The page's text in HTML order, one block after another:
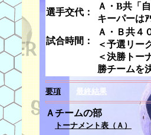
選手交代：
Ａ・B共「
キーパーはｱ
試合時間：
Ａ・Ｂ共４
＜予選リー
＜決勝トー
勝チームを
要項 最終結果
Ａチームの部
トーナメント表（Ａ）